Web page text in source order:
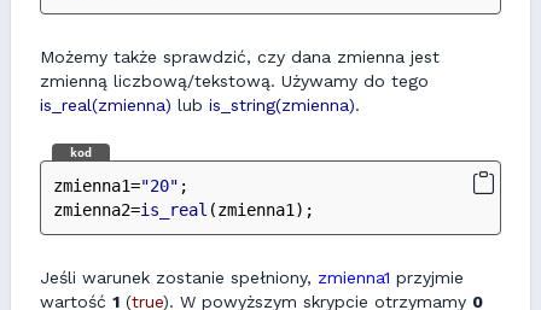
Możemy także sprawdzić, czy dana zmienna jest
zmienną liczbową/tekstową. Używamy do tego
is_real(zmienna) lub is_string(zmienna).
kod
zmienna1="20" ;
zmienna2=is_real (zmienna1);
Jeśli warunek zostanie spełniony, zmienna1 przyjmie
wartość 1 (true). W powyższym skrypcie otrzymamy 0